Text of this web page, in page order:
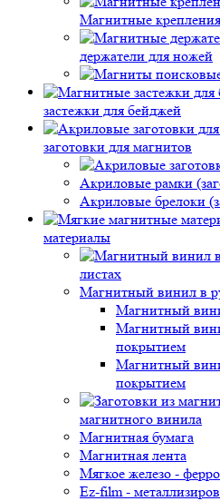
Магнитные
держатели для ножей
застежки для бейджей
заготовки для магнитов
Акриловые рамки
Акриловые брелоки
материалы
листах
Магнитный винил в
Магнитный
Магнитный
покрытием
Магнитный
покрытием
магнитного винила
Магнитная бумага
Магнитная лента
Мягкое железо -
Ez-film -